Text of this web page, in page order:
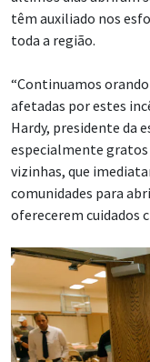
têm auxiliado nos
toda a região.
“Continuamos
afetadas por estes
Hardy, presidente da
especialmente gratos
vizinhas, que
comunidades para
oferecerem cuidados